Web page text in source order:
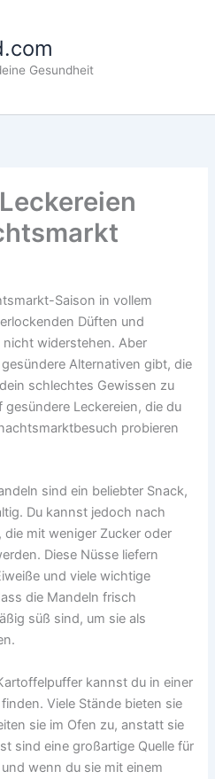
Gesundheit
Saison in vollem
Düften und
widerstehen. Aber
Alternativen gibt, die
schlechtes Gewissen zu
Leckereien, die du
probieren
sind ein beliebter Snack,
Du kannst jedoch nach
mit weniger Zucker oder
Diese Nüsse liefern
und viele wichtige
die Mandeln frisch
süß sind, um sie als
kannst du in einer
Viele Stände bieten sie
sie im Ofen zu, anstatt sie
sind eine großartige Quelle für
wenn du sie mit einem